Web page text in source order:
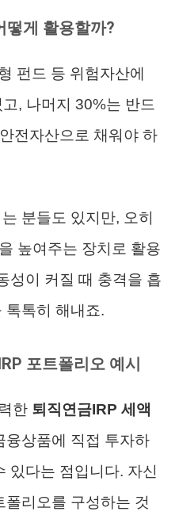
떻게 활용할까?
펀드 등 위험자산에
, 나머지 30%는 반드
전자산으로 채워야 하
분들도 있지만, 오히
높여주는 장치로 활용
성이 커질 때 충격을 흡
톡톡히 해내죠.
포트폴리오 예시
한 퇴직연금IRP 세액
융상품에 직접 투자하
있다는 점입니다. 자신
리오를 구성하는 것